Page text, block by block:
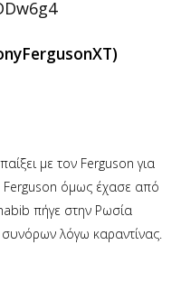
με τον Ferguson για
Ferguson όμως έχασε από
πήγε στην Ρωσία
λόγω καραντίνας.